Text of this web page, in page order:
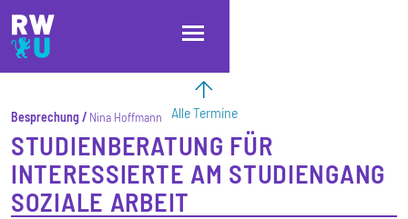
Direkt zum Inhalt
Direkt zur Hauptnavigation
Direkt zum Fußbereich
Alle Termine
Besprechung Nina Hoffmann
STUDIENBERATUNG FÜR
INTERESSIERTE AM STUDIENGANG
SOZIALE ARBEIT